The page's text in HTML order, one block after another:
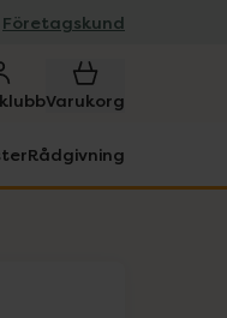
Företagskund
Varukorg
Rådgivning